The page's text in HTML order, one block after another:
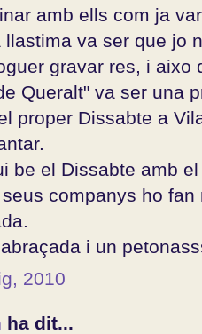
amb ells com ja
llastima va ser que jo
gravar res, i aixo
Queralt" va ser una
proper Dissabte a
be el Dissabte amb
companys ho
i un
2010
ha dit...